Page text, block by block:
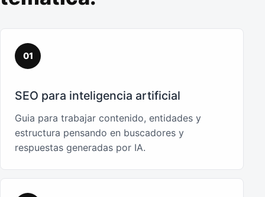
01
SEO para inteligencia artificial
Guia para trabajar contenido, entidades y
estructura pensando en buscadores y
respuestas generadas por IA.